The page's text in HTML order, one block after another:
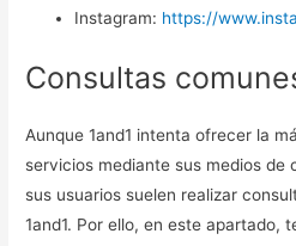
Instagram: https://
Consultas
Aunque 1and1 intenta ofrecer la
servicios mediante sus medios de
sus usuarios suelen realizar
1and1. Por ello, en este apartado,